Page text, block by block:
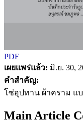
PDF
เผยแพร่แล้ว: มิ.ย. 30,
คำสำคัญ:
โซ่อุปทาน ผ้าคราม แ
Main Article